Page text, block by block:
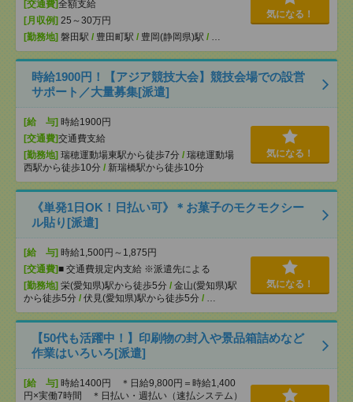
[交通費]全額支給
[月収例] 25～30万円
[勤務地] 磐田駅 / 豊田町駅 / 豊岡(静岡県)駅 / …
気になる！
時給1900円！【アジア競技大会】競技会場での設営
サポート／大量募集[派遣]
[給 与] 時給1900円
[交通費]交通費支給
[勤務地] 瑞穂運動場東駅から徒歩7分 / 瑞穂運動場
西駅から徒歩10分 / 新瑞橋駅から徒歩10分
気になる！
《単発1日OK！日払い可》＊お菓子のモクモクシー
ル貼り[派遣]
[給 与] 時給1,500円～1,875円
[交通費]■ 交通費規定内支給 ※派遣先による
[勤務地] 栄(愛知県)駅から徒歩5分 / 金山(愛知県)駅
から徒歩5分 / 伏見(愛知県)駅から徒歩5分 / …
気になる！
【50代も活躍中！】印刷物の封入や景品箱詰めなど
作業はいろいろ[派遣]
[給 与] 時給1400円 ＊日給9,800円＝時給1,400
円×実働7時間 ＊日払い・週払い（速払システム）